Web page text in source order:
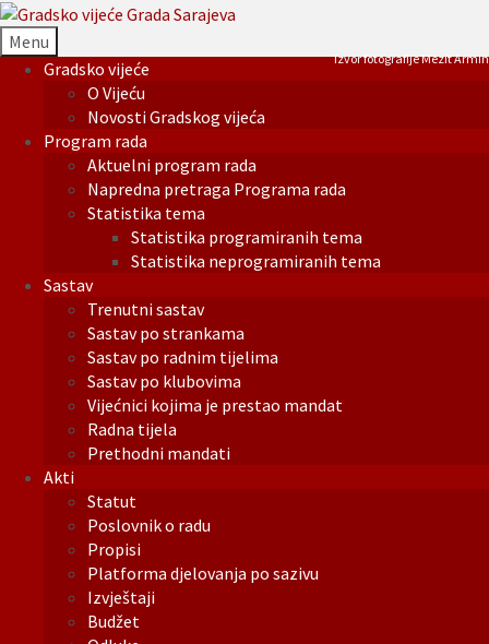
Menu
Gradsko vijeće
O Vijeću
Novosti Gradskog vijeća
Program rada
Aktuelni program rada
Napredna pretraga Programa rada
Statistika tema
Statistika programiranih tema
Statistika neprogramiranih tema
Sastav
Trenutni sastav
Sastav po strankama
Sastav po radnim tijelima
Sastav po klubovima
Vijećnici kojima je prestao mandat
Radna tijela
Prethodni mandati
Akti
Statut
Poslovnik o radu
Propisi
Platforma djelovanja po sazivu
Izvještaji
Budžet
Izvor fotografije Mezit Armin